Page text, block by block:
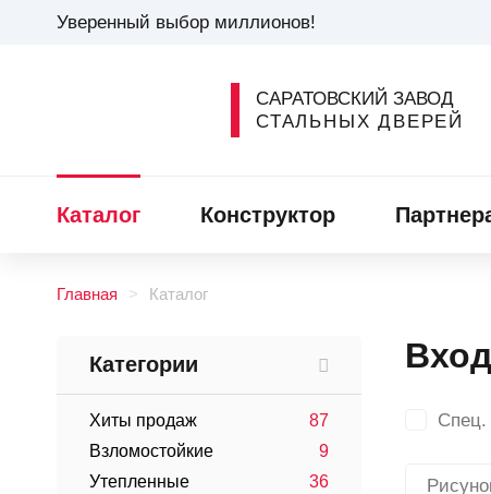
Уверенный выбор миллионов!
САРАТОВСКИЙ ЗАВОД
СТАЛЬНЫХ ДВЕРЕЙ
Каталог Конструктор
Главная Каталог
Категории
Хиты продаж
87
Взломостойкие
9
Утепленные
36
Спец.